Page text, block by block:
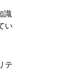
識
い
テ